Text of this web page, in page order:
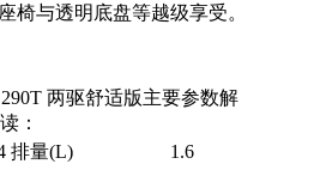
椅与透明底盘等越级享受。
两驱舒适版主要参数解
读：
排量(L)
1.6